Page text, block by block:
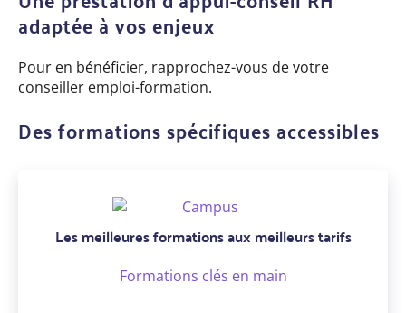
adaptée à vos enjeux
Pour en bénéficier, rapprochez-vous de votre
conseiller emploi-formation.
Des formations spécifiques accessibles
Les meilleures formations aux meilleurs tarifs
Formations clés en main